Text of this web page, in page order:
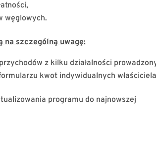
węglowych.
na szczególną uwagę:
z kilku działalności
kwot indywidualnych
programu do najnowszej